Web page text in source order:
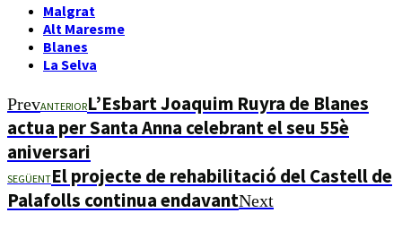
Malgrat
Alt Maresme
Blanes
La Selva
PrevANTERIORL’Esbart Joaquim Ruyra de Blanes
actua per Santa Anna celebrant el seu 55è
aniversari
SEGÜENTEl projecte de rehabilitació del Castell de
Palafolls continua endavantNext